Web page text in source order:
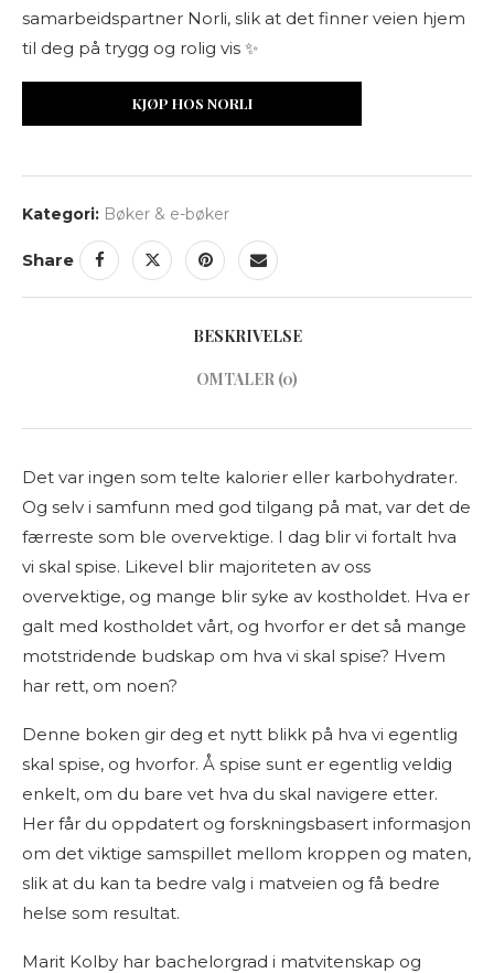
samarbeidspartner Norli, slik at det finner veien hjem
til deg på trygg og rolig vis ✨
KJØP HOS NORLI
Kategori: Bøker & e-bøker
Share
BESKRIVELSE
OMTALER (0)
Det var ingen som telte kalorier eller karbohydrater.
Og selv i samfunn med god tilgang på mat, var det de
færreste som ble overvektige. I dag blir vi fortalt hva
vi skal spise. Likevel blir majoriteten av oss
overvektige, og mange blir syke av kostholdet. Hva er
galt med kostholdet vårt, og hvorfor er det så mange
motstridende budskap om hva vi skal spise? Hvem
har rett, om noen?
Denne boken gir deg et nytt blikk på hva vi egentlig
skal spise, og hvorfor. Å spise sunt er egentlig veldig
enkelt, om du bare vet hva du skal navigere etter.
Her får du oppdatert og forskningsbasert informasjon
om det viktige samspillet mellom kroppen og maten,
slik at du kan ta bedre valg i matveien og få bedre
helse som resultat.
Marit Kolby har bachelorgrad i matvitenskap og